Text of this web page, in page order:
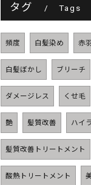
タグ Tags
頻度 白髪染め 赤
白髪ぼかし ブリーチ
ダメージレス くせ毛
艶 髪質改善 ハイ
髪質改善トリートメント
酸熱トリートメント